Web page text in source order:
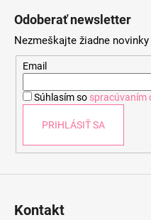
Odoberať newsletter
Nezmeškajte žiadne
Email
Súhlasím so spracúvaním
PRIHLÁSIŤ SA
Kontakt